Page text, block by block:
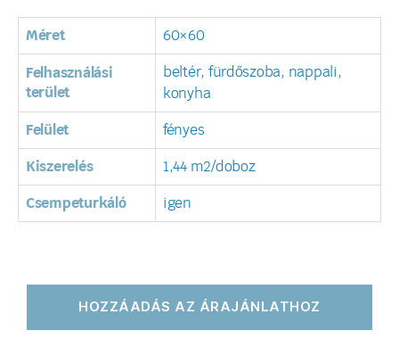
Méret 60×60
Felhasználási
terület
beltér, fürdőszoba, nappali,
konyha
Felület fényes
Kiszerelés 1,44 m2/doboz
Csempeturkáló igen
HOZZÁADÁS AZ ÁRAJÁNLATHOZ